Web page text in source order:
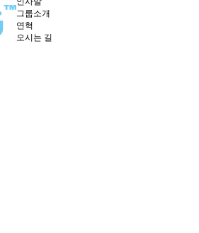
그룹소개
연혁
오시는 길